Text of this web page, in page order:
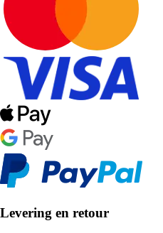
Levering en retour